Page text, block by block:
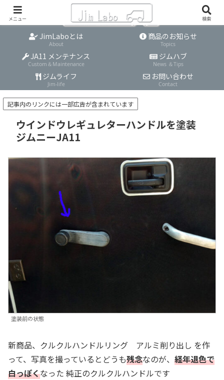
JimLaboとは
About
商品のお知らせ
Topics
JA11 メンテナンス
Custom＆Maintenance
ジムハブ
News ＆Tips
ジムライフ
Jim-life
お問い合わせ
Contact
記事内のリンクには一部広告が含まれています
ウインドウレギュレターハンドルを塗装
ジムニーJA11
塗装前の状態
新商品、クルクルハンドルリング アルミ削り出し を作
って、写真を撮っているとどうも残念なのが、 経年退色で
白っぽくなった 純正のクルクルハンドルです
メニュー 検索